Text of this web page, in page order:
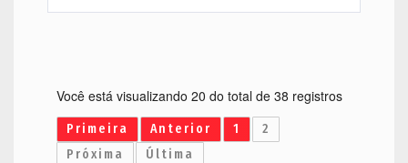
Você está visualizando 20 do total de 38 registros
Primeira Anterior 1
2
Próxima
Última